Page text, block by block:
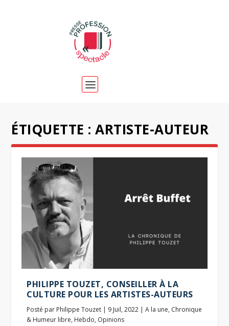
ÉTIQUETTE :ARTISTE-AUTEUR
PHILIPPE TOUZET, CONSEILLER À LA
CULTURE POUR LES ARTISTES-AUTEURS
Posté par Philippe Touzet | 9 Juil, 2022 |A la une, Chronique
& Humeur libre, Hebdo, Opinions